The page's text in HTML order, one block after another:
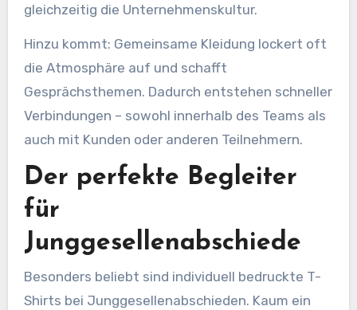
gleichzeitig die Unternehmenskultur.
Hinzu kommt: Gemeinsame Kleidung lockert oft
die Atmosphäre auf und schafft
Gesprächsthemen. Dadurch entstehen schneller
Verbindungen – sowohl innerhalb des Teams als
auch mit Kunden oder anderen Teilnehmern.
Der perfekte Begleiter
für
Junggesellenabschiede
Besonders beliebt sind individuell bedruckte T-
Shirts bei Junggesellenabschieden. Kaum ein